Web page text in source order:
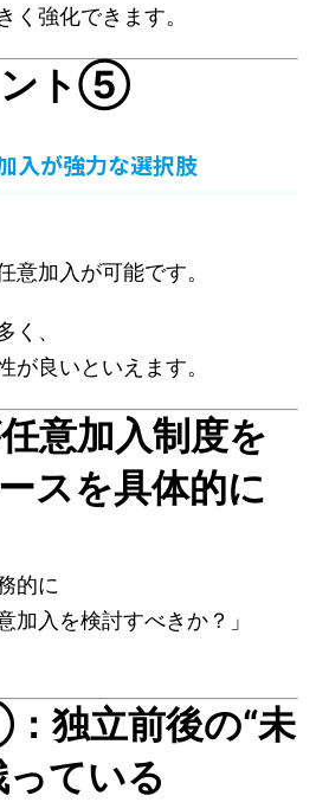
く強化できます。
ント⑤
入が強力な選択肢
意加入が可能です。
く、
が良いといえます。
意加入制度を
スを具体的に
的に
加入を検討すべきか？」
独立前後の“未
ている